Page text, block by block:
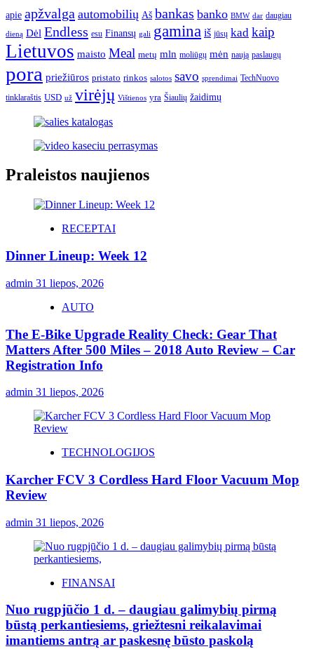
apie apžvalga automobilių Aš bankas banko BMW dar daugiau
dieną Dėl Endless esu Finansų gali gamina iš jūsų kad kaip
Lietuvos maisto Meal metų mln moliūgų mėn naują paslaugų
pora priežiūros pristato rinkos salotos savo sprendimai TechNuovo
tinklaraštis USD už virėjų Vištienos yra Šiaulių žaidimų
Praleistos naujienos
RECEPTAI
Dinner Lineup: Week 12
admin 31 liepos, 2026
AUTO
The E-Bike Upgrade Reality Check: Gear That
Matters After 500 Miles – 2018 Auto Review – Car
Registration Info
admin 31 liepos, 2026
TECHNOLOGIJOS
Karcher FCV 3 Cordless Hard Floor Vacuum Mop
Review
admin 31 liepos, 2026
FINANSAI
Nuo rugpjūčio 1 d. – daugiau galimybių pirmą
būstą perkantiesiems, griežtesni reikalavimai
imantiems antrą ar paskesnę būsto paskolą